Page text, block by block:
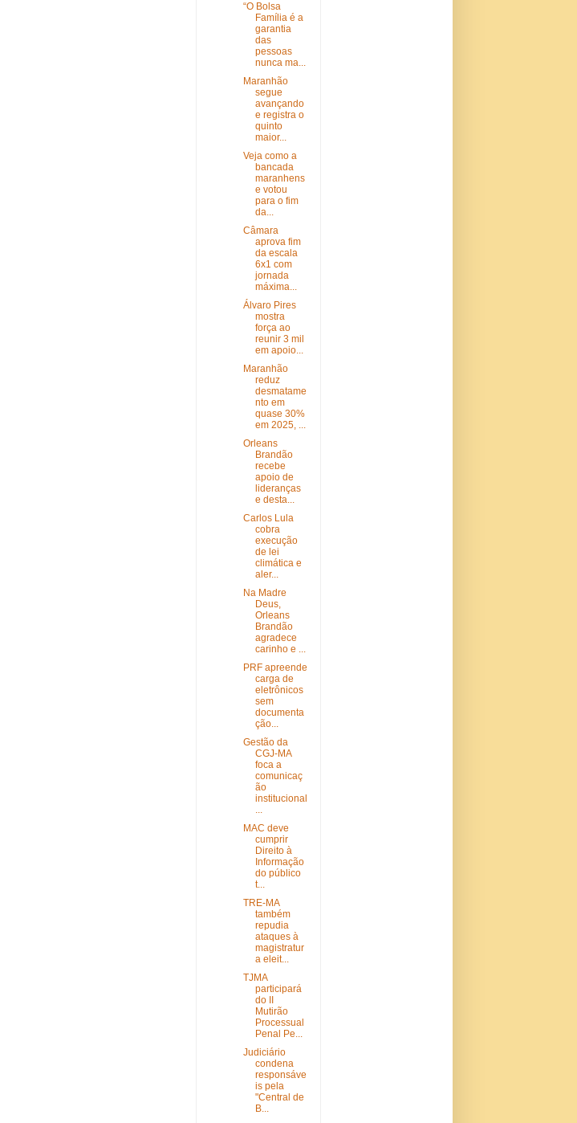
“O Bolsa
Família é a
garantia
das
pessoas
nunca ma...
Maranhão
segue
avançando
e registra o
quinto
maior...
Veja como a
bancada
maranhens
e votou
para o fim
da...
Câmara
aprova fim
da escala
6x1 com
jornada
máxima...
Álvaro Pires
mostra
força ao
reunir 3 mil
em apoio...
Maranhão
reduz
desmatame
nto em
quase 30%
em 2025, ...
Orleans
Brandão
recebe
apoio de
lideranças
e desta...
Carlos Lula
cobra
execução
de lei
climática e
aler...
Na Madre
Deus,
Orleans
Brandão
agradece
carinho e ...
PRF apreende
carga de
eletrônicos
sem
documenta
ção...
Gestão da
CGJ-MA
foca a
comunicaç
ão
institucional
...
MAC deve
cumprir
Direito à
Informação
do público
t...
TRE-MA
também
repudia
ataques à
magistratur
a eleit...
TJMA
participará
do II
Mutirão
Processual
Penal Pe...
Judiciário
condena
responsáve
is pela
"Central de
B...